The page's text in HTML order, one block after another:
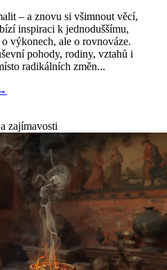
– a znovu si všimnout věcí,
inspiraci k jednoduššímu,
výkonech, ale o rovnováze.
pohody, rodiny, vztahů i
radikálních změn...
zajímavosti